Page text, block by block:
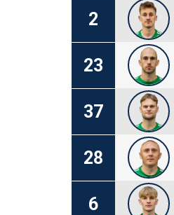
2
23
37
28
6